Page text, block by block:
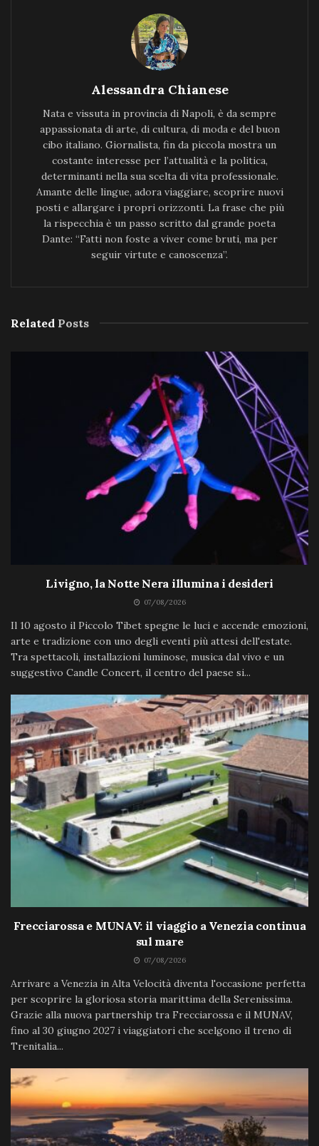
Alessandra Chianese
Nata e vissuta in provincia di Napoli, è da sempre
appassionata di arte, di cultura, di moda e del buon
cibo italiano. Giornalista, fin da piccola mostra un
costante interesse per l’attualità e la politica,
determinanti nella sua scelta di vita professionale.
Amante delle lingue, adora viaggiare, scoprire nuovi
posti e allargare i propri orizzonti. La frase che più
la rispecchia è un passo scritto dal grande poeta
Dante: “Fatti non foste a viver come bruti, ma per
seguir virtute e canoscenza”.
Related Posts
Livigno, la Notte Nera illumina i desideri
07/08/2026
Il 10 agosto il Piccolo Tibet spegne le luci e accende emozioni,
arte e tradizione con uno degli eventi più attesi dell'estate.
Tra spettacoli, installazioni luminose, musica dal vivo e un
suggestivo Candle Concert, il centro del paese si...
Frecciarossa e MUNAV: il viaggio a Venezia continua
sul mare
07/08/2026
Arrivare a Venezia in Alta Velocità diventa l'occasione perfetta
per scoprire la gloriosa storia marittima della Serenissima.
Grazie alla nuova partnership tra Frecciarossa e il MUNAV,
fino al 30 giugno 2027 i viaggiatori che scelgono il treno di
Trenitalia...